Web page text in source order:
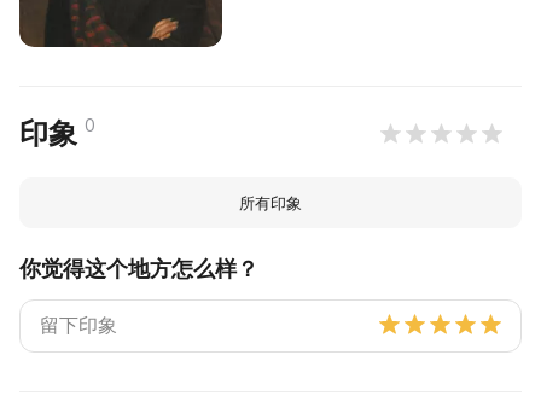
印象 0
所有印象
你觉得这个地方怎么样？